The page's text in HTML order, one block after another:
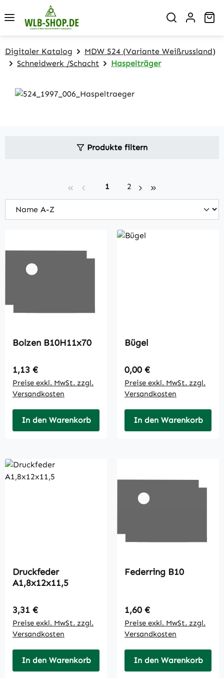
Zum Hauptinhalt springen
Digitaler Katalog
MDW 524 (Variante Weißrussland)
Schneidwerk /Schacht
Haspelträger
Produkte filtern
Seite
1 Seite
2
Bolzen B10H11x70
Regulärer Preis:
1,13 €
Preise exkl. MwSt. zzgl.
Versandkosten
In den Warenkorb
Bügel
Regulärer Preis:
0,00 €
Preise exkl. MwSt. zzgl.
Versandkosten
In den Warenkorb
Druckfeder
A1,8x12x11,5
Regulärer Preis:
3,31 €
Preise exkl. MwSt. zzgl.
Versandkosten
In den Warenkorb
Federring B10
Regulärer Preis:
1,60 €
Preise exkl. MwSt. zzgl.
Versandkosten
In den Warenkorb